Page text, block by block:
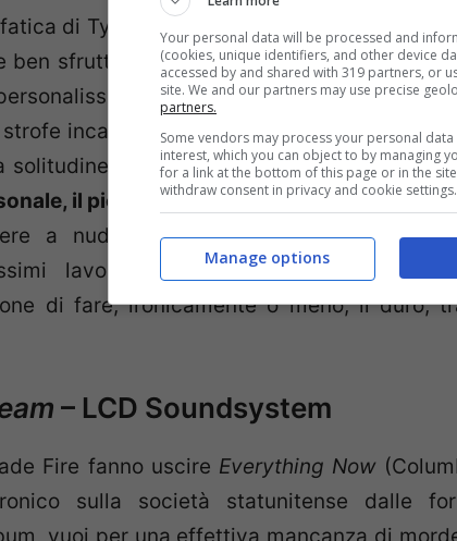
di Tyler, The Creator. Una chiara
sfruttate (
Frank Oceansu tutte)
Where This Flower Bloomso
incastrate chirurgicamente e unsound
solitudine e il malessere dilagante nei testi.
il picco della carriera di Tyler e un
a nudo le proprie insicurezze, tanto
lavori, e al tempo stesso
di fare, ironicamente o meno, il duro,
– LCD Soundsystem
Fire fanno uscire Everything Now
sulla società statunitense dalle
Your personal data will be processed and
(cookies, unique identifiers, and other device
accessed by and shared with 319 partners, or
site. We and our partners may use precise
partners.
Some vendors may process your personal
interest, which you can object to by managing
for a link at the bottom of this page or in the
withdraw consent in privacy and cookie settings.
Manage options